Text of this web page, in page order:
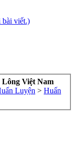
bài viết.)
Việt Nam
Luyện > Huấn